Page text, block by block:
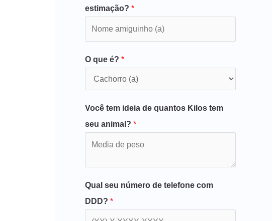
estimação? *
O que é? *
Você tem ideia de quantos Kilos tem
seu animal? *
Qual seu número de telefone com
DDD? *